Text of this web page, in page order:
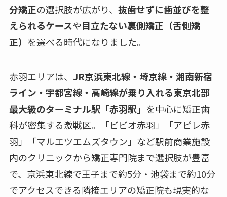
分矯正の選択肢が広がり、 抜歯せずに歯並びを整
えられるケースや目立たない裏側矯正（舌側矯
正） を選べる時代になりました。
赤羽エリアは、 JR京浜東北線・埼京線・湘南新宿
ライン・宇都宮線・高崎線が乗り入れる東京北部
最大級のターミナル駅「赤羽駅」 を中心に矯正歯
科が密集する激戦区。「ビビオ赤羽」「アピレ赤
羽」「マルエツエムズタウン」など駅前商業施設
内のクリニックから矯正専門院まで選択肢が豊富
で、京浜東北線で王子まで約5分・池袋まで約10分
でアクセスできる隣接エリアの矯正院も現実的な